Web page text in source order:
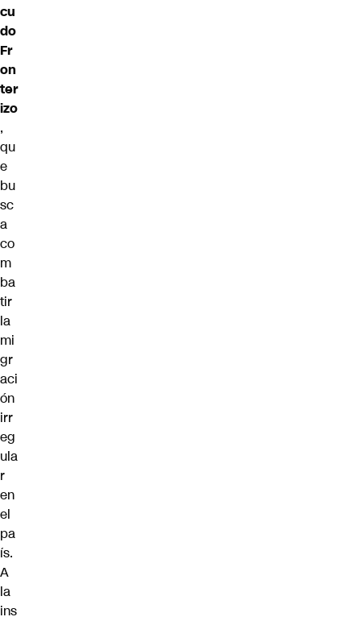
cu
do
Fr
on
ter
izo
,
qu
e
bu
sc
a
co
m
ba
tir
la
mi
gr
aci
ón
irr
eg
ula
r
en
el
pa
ís.
A
la
ins